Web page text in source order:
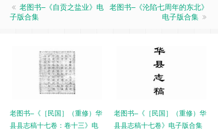
老图书–《自贡之盐业》电
子版合集
老图书–《沦陷七周年的东北》
电子版合集
老图书–《［民国］（重修）华
县县志稿十七卷：卷十三》电
老图书–《［民国］（重修）华
县县志稿十七卷》电子版合集